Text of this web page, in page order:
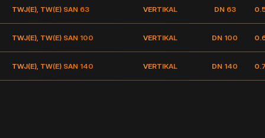
TWJ(E), TW(E) SAN 63 VERTIKAL
TWJ(E), TW(E) SAN 100 VERTIKAL
TWJ(E), TW(E) SAN 140 VERTIKAL
DN 63
DN 100
DN 140